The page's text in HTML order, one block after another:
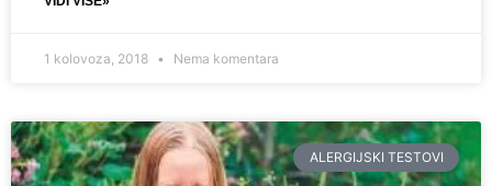
1 kolovoza, 2018 Nema komentara
ALERGIJSKI TESTOVI